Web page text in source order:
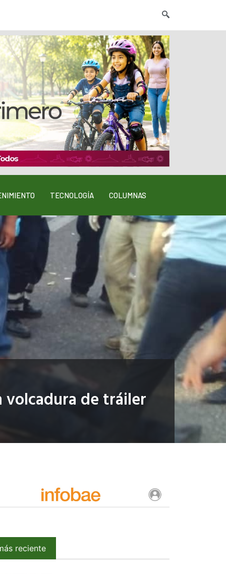
TECNOLOGÍA COLUMNAS
volcadura de tráiler
reciente